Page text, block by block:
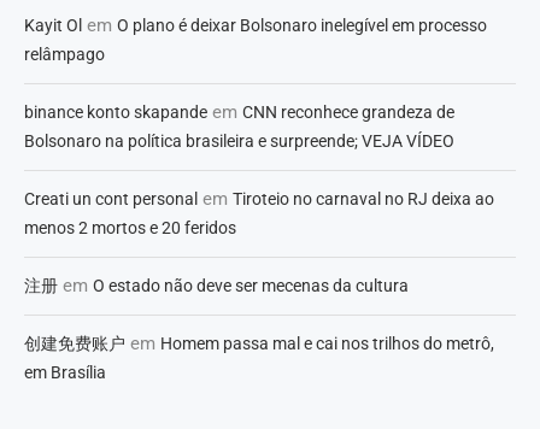
Kayit Ol em O plano é deixar Bolsonaro inelegível em processo
relâmpago
binance konto skapande em CNN reconhece grandeza de
Bolsonaro na política brasileira e surpreende; VEJA VÍDEO
Creati un cont personal em Tiroteio no carnaval no RJ deixa ao
menos 2 mortos e 20 feridos
注册 em O estado não deve ser mecenas da cultura
创建免费账户 em Homem passa mal e cai nos trilhos do metrô,
em Brasília